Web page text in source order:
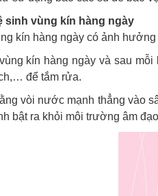
sinh vùng kín hàng ngày
kín hàng ngày có ảnh
kín hàng ngày và sau
để tắm rửa.
vòi nước mạnh thẳng vào
bật ra khỏi môi trường âm